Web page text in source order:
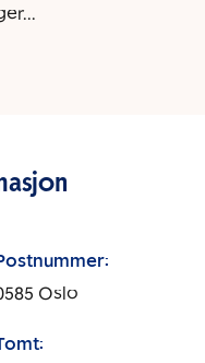
Oslo